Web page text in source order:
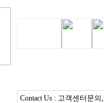
Contact Us : 고객센터문의